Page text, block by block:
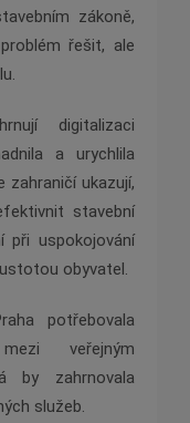
zákoně,
řešit, ale
digitalizaci
a urychlila
zahraničí ukazují,
stavební
uspokojování
obyvatel​.
potřebovala
veřejným
by zahrnovala
služeb.